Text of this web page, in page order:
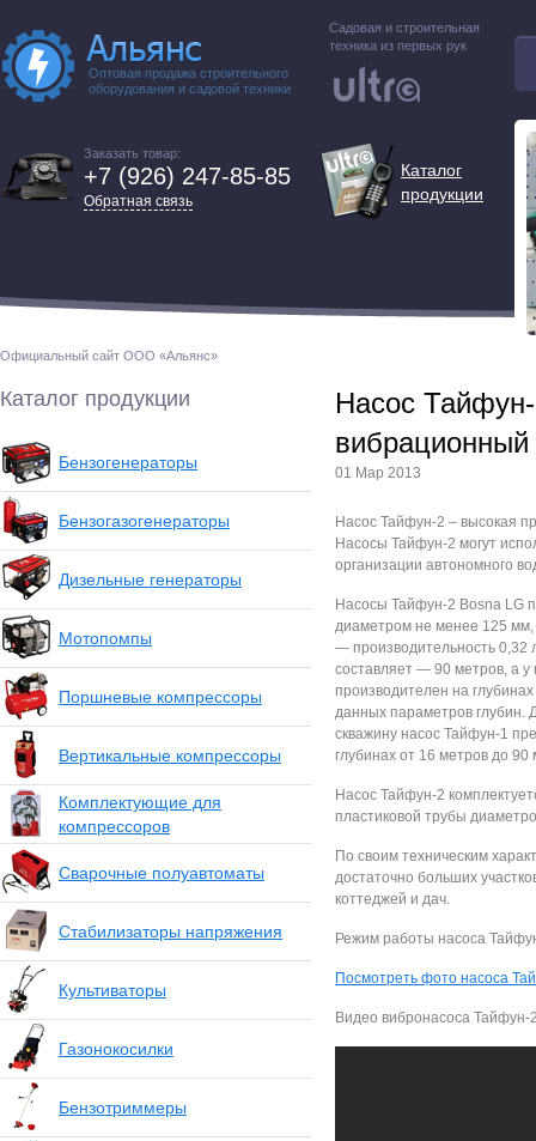
Оптовая продажа строительного
оборудования и садовой техники
Садовая и строительная
техника из первых рук
Заказать товар:
+7 (926) 247-85-85
Обратная связь
Каталог
продукции
Официальный сайт ООО «Альянс»
Каталог продукции
Бензогенераторы
Бензогазогенераторы
Дизельные генераторы
Мотопомпы
Поршневые компрессоры
Вертикальные компрессоры
Комплектующие для
компрессоров
Сварочные полуавтоматы
Стабилизаторы напряжения
Культиваторы
Газонокосилки
Бензотриммеры
Насос
вибрационный
01 Мар 2013
Насос Тайфун-2 – высокая
Насосы Тайфун-2 могут
организации автономного
Насосы Тайфун-2 Bosna LG
диаметром не менее 125 мм,
— производительность 0,32
составляет — 90 метров, а
производителен на
данных параметров глубин.
скважину насос Тайфун-1
глубинах от 16 метров до 90
Насос Тайфун-2
пластиковой трубы
По своим техническим
достаточно больших
коттеджей и дач.
Режим работы насоса
Посмотреть фото насоса
Видео вибронасоса Тайфун-